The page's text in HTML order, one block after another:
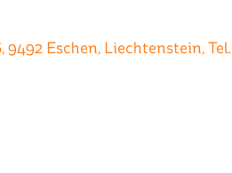
9492 Eschen, Liechtenstein, Tel.